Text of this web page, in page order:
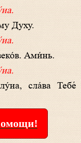
Духу.
Ами́нь.